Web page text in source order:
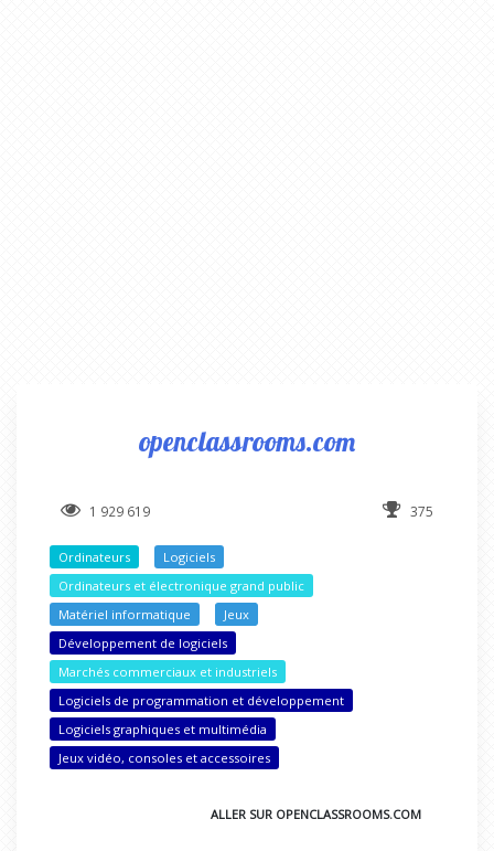
openclassrooms.com
1 929 619 375
Ordinateurs
Logiciels
Ordinateurs et électronique grand public
Matériel informatique
Jeux
Développement de logiciels
Marchés commerciaux et industriels
Logiciels de programmation et développement
Logiciels graphiques et multimédia
Jeux vidéo, consoles et accessoires
ALLER SUR OPENCLASSROOMS.COM